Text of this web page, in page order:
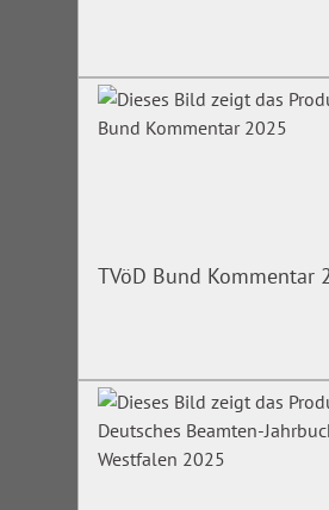
TVöD Bund Kommentar